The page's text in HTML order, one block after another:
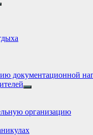
документационной
Show
организацию